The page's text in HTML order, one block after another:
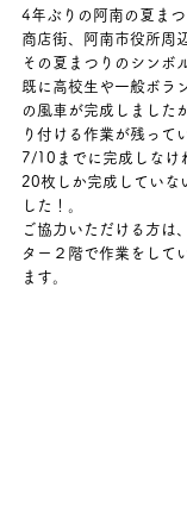
4年ぶりの阿南の夏ま
商店街、阿南市役所周
その夏まつりのシンボ
既に高校生や一般ボラ
の風車が完成しました
り付ける作業が残って
7/10までに完成しなけ
20枚しか完成していな
した！。
ご協力いただける方は
ター２階で作業をして
ます。